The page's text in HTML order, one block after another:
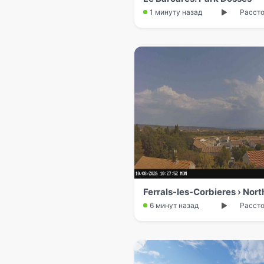
1 минуту назад
Ferrals-les-Corbieres ›
6 минут назад